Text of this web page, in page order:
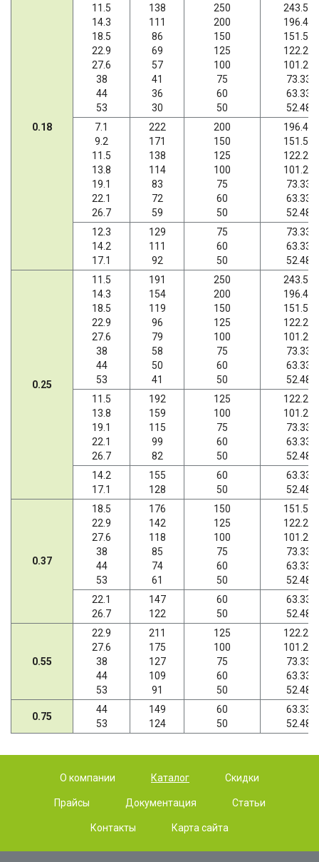
0.18
11.5
14.3
18.5
22.9
27.6
38
44
53
138
111
86
69
57
41
36
30
250
200
150
125
100
75
60
50
243.57
196.43
151.56
122.22
101.27
73.33
63.33
52.48
7.1
9.2
11.5
13.8
19.1
22.1
26.7
222
171
138
114
83
72
59
200
150
125
100
75
60
50
196.43
151.56
122.22
101.27
73.33
63.33
52.48
12.3
14.2
17.1
129
111
92
75
60
50
73.33
63.33
52.48
0.25
11.5
14.3
18.5
22.9
27.6
38
44
53
191
154
119
96
79
58
50
41
250
200
150
125
100
75
60
50
243.57
196.43
151.56
122.22
101.27
73.33
63.33
52.48
11.5
13.8
19.1
22.1
26.7
192
159
115
99
82
125
100
75
60
50
122.22
101.27
73.33
63.33
52.48
14.2
17.1
155
128
60
50
63.33
52.48
0.37
18.5
22.9
27.6
38
44
53
176
142
118
85
74
61
150
125
100
75
60
50
151.56
122.22
101.27
73.33
63.33
52.48
22.1
26.7
147
122
60
50
63.33
52.48
0.55
22.9
27.6
38
44
53
211
175
127
109
91
125
100
75
60
50
122.22
101.27
73.33
63.33
52.48
0.75
44
53
149
124
60
50
63.33
52.48
О компании Каталог Скидки
Прайсы Документация Статьи
Контакты Карта сайта